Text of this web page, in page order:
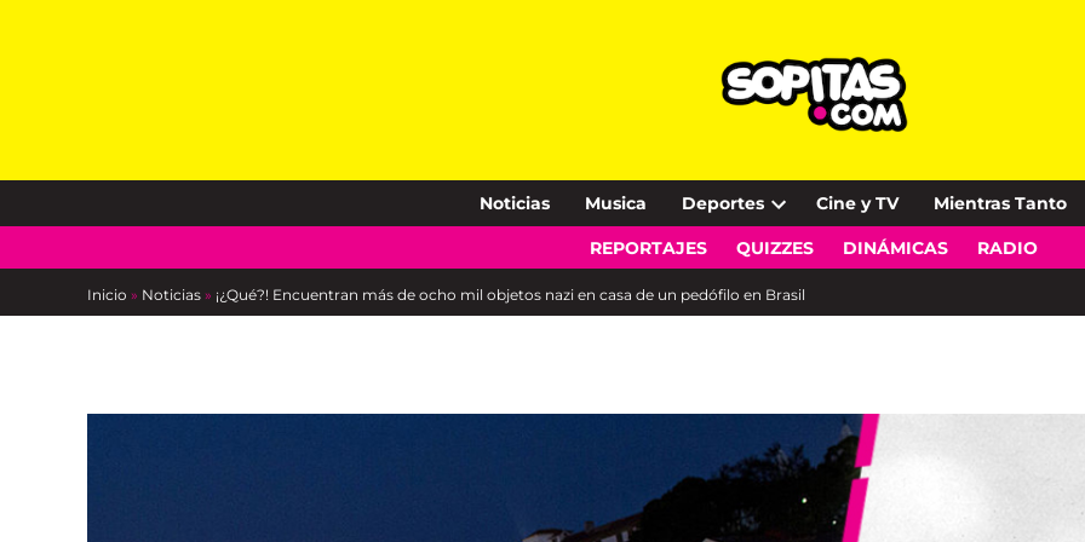
Noticias Musica Deportes
Open
dropdown
Cine y TV Mientras Tanto
REPORTAJES QUIZZES DINÁMICAS RADIO
Inicio » Noticias » ¡¿Qué?! Encuentran más de ocho mil objetos nazi en casa de un pedófilo en Brasil